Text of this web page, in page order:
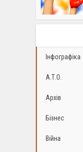
Інфографіка
А.Т.О.
Архів
Бізнес
Війна